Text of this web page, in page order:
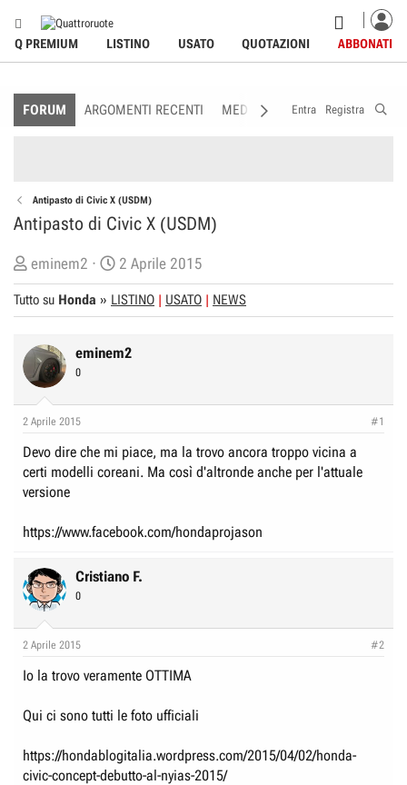
Q PREMIUM LISTINO USATO QUOTAZIONI ABBONATI
FORUM ARGOMENTI RECENTI MEDIA MEMBRI
Entra Registra
Antipasto di Civic X (USDM)
Antipasto di Civic X (USDM)
C
r
e
t
o
e
i
s
c
u
s
i
o
n
eminem2
D
a
t
d
z
i
2 Aprile 2015
Tutto su Honda » LISTINO USATO NEWS
eminem2
0
2 Aprile 2015 #1
Devo dire che mi piace, ma la trovo ancora troppo vicina a
certi modelli coreani. Ma così d'altronde anche per l'attuale
versione
https://www.facebook.com/hondaprojason
Cristiano F.
0
2 Aprile 2015 #2
Io la trovo veramente OTTIMA
Qui ci sono tutti le foto ufficiali
https://hondablogitalia.wordpress.com/2015/04/02/honda-
civic-concept-debutto-al-nyias-2015/